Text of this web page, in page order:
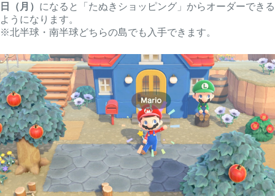
日（月） になると「たぬきショッピング」からオーダーできる
ようになります。
※北半球・南半球どちらの島でも入手できます。